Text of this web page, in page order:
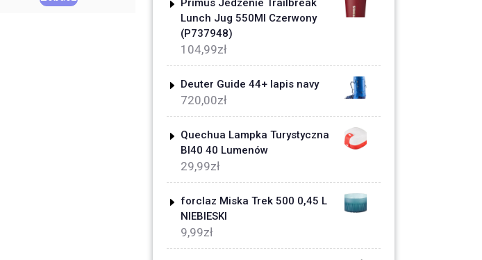
Primus Jedzenie Trailbreak
Lunch Jug 550Ml Czerwony
(P737948)
104,99zł
Deuter Guide 44+ lapis navy
720,00zł
Quechua Lampka Turystyczna
Bl40 40 Lumenów
29,99zł
forclaz Miska Trek 500 0,45 L
NIEBIESKI
9,99zł